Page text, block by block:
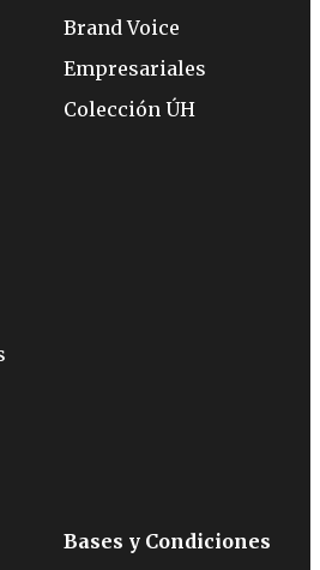
Brand Voice
Empresariales
Colección ÚH
Bases y Condiciones